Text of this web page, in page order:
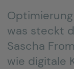
was steckt
Sascha
wie digitale